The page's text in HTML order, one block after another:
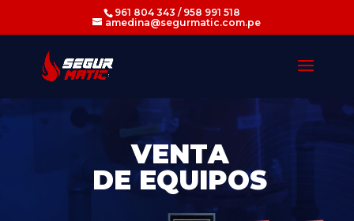
961 804 343 / 958 991 518
amedina@segurmatic.com.pe
VENTA
DE EQUIPOS